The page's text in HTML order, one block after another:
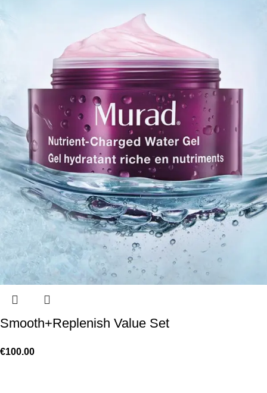
Smooth+Replenish Value Set
€100.00